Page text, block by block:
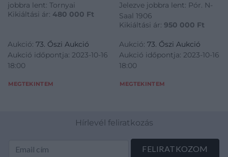
jobbra lent: Tornyai
Kikiáltási ár: 480 000 Ft
Aukció: 73. Őszi Aukció
Aukció időpontja: 2023-10-16
18:00
MEGTEKINTEM
Jelezve jobbra lent: Pór. N-
Saal 1906
Kikiáltási ár: 950 000 Ft
Aukció: 73. Őszi Aukció
Aukció időpontja: 2023-10-16
18:00
MEGTEKINTEM
Hírlevél feliratkozás